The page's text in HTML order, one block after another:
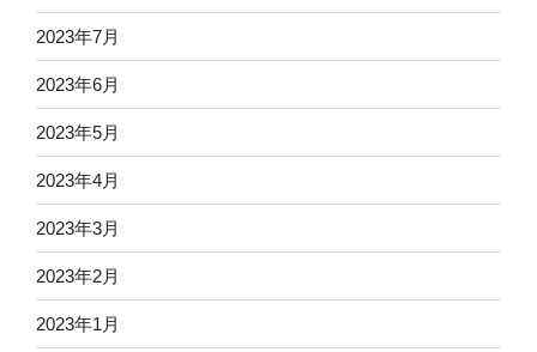
2023年7月
2023年6月
2023年5月
2023年4月
2023年3月
2023年2月
2023年1月